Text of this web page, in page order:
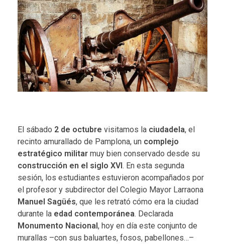
El sábado 2 de octubre visitamos la ciudadela, el
recinto amurallado de Pamplona, un complejo
estratégico militar muy bien conservado desde su
construcción en el siglo XVI. En esta segunda
sesión, los estudiantes estuvieron acompañados por
el profesor y subdirector del Colegio Mayor Larraona
Manuel Sagüés, que les retrató cómo era la ciudad
durante la edad contemporánea. Declarada
Monumento Nacional, hoy en día este conjunto de
murallas –con sus baluartes, fosos, pabellones…–